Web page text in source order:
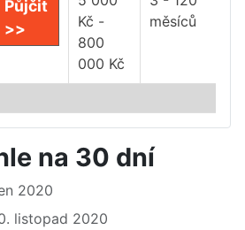
Půjčit
>>
Kč -
800
000 Kč
měsíců
na 30 dní
2020
listopad 2020